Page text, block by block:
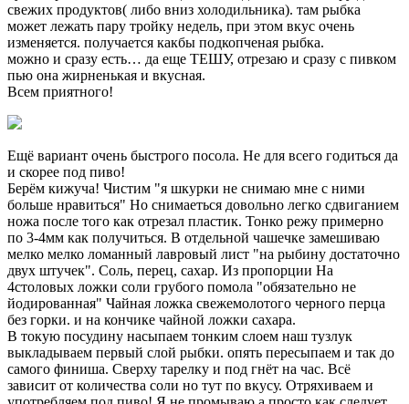
свежих продуктов( либо вниз холодильника). там рыбка
может лежать пару тройку недель, при этом вкус очень
изменяется. получается какбы подкопченая рыбка.
можно и сразу есть… да еще ТЕШУ, отрезаю и сразу с пивком
пью она жирненькая и вкусная.
Всем приятного!
Ещё вариант очень быстрого посола. Не для всего годиться да
и скорее под пиво!
Берём кижуча! Чистим "я шкурки не снимаю мне с ними
больше нравиться" Но снимаеться довольно легко сдвиганием
ножа после того как отрезал пластик. Тонко режу примерно
по 3-4мм как получиться. В отдельной чашечке замешиваю
мелко мелко ломанный лавровый лист "на рыбину достаточно
двух штучек". Соль, перец, сахар. Из пропорции На
4столовых ложки соли грубого помола "обязательно не
йодированная" Чайная ложка свежемолотого черного перца
без горки. и на кончике чайной ложки сахара.
В токую посудину насыпаем тонким слоем наш тузлук
выкладываем первый слой рыбки. опять пересыпаем и так до
самого финиша. Сверху тарелку и под гнёт на час. Всё
зависит от количества соли но тут по вкусу. Отряхиваем и